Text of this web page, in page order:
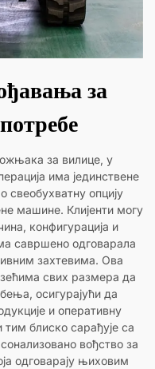
за
за вилице, у
има јединствене
свеобухватну опцију
машине. Клијенти могу
конфигурација и
савршено одговарала
захтевима. Ова
свих размера да
осигурајући да
и оперативну
блиско сарађује са
вођство за
одговарају њиховим